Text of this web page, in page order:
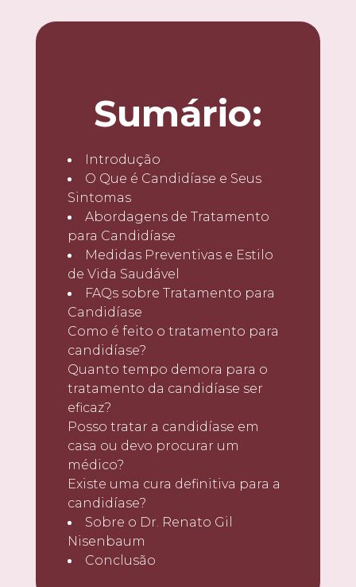
Sumário:
Introdução
O Que é Candidíase e Seus
Sintomas
Abordagens de Tratamento
para Candidíase
Medidas Preventivas e Estilo
de Vida Saudável
FAQs sobre Tratamento para
Candidíase
Como é feito o tratamento para
candidíase?
Quanto tempo demora para o
tratamento da candidíase ser
eficaz?
Posso tratar a candidíase em
casa ou devo procurar um
médico?
Existe uma cura definitiva para a
candidíase?
Sobre o Dr. Renato Gil
Nisenbaum
Conclusão